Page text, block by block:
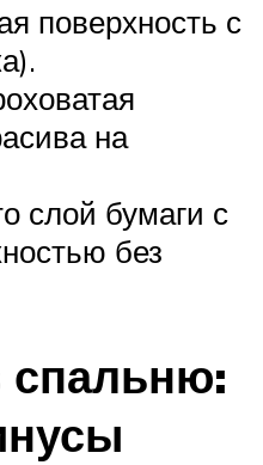
поверхность с
на
слой бумаги с
без
спальню: